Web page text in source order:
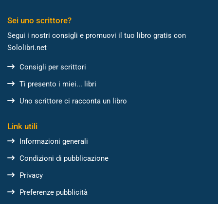
Sei uno scrittore?
Segui i nostri consigli e promuovi il tuo libro gratis con
Sololibri.net
Consigli per scrittori
Ti presento i miei... libri
Uno scrittore ci racconta un libro
Link utili
Informazioni generali
Condizioni di pubblicazione
Privacy
Preferenze pubblicità